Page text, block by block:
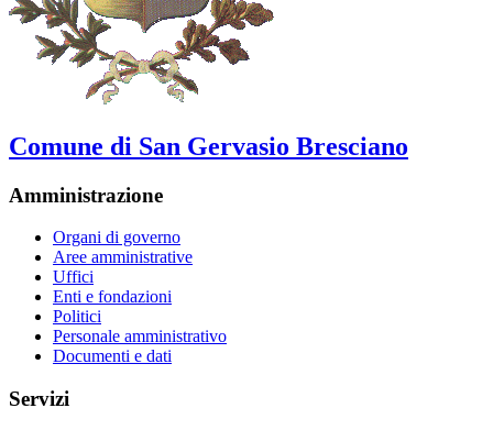
Comune di San Gervasio Bresciano
Amministrazione
Organi di governo
Aree amministrative
Uffici
Enti e fondazioni
Politici
Personale amministrativo
Documenti e dati
Servizi